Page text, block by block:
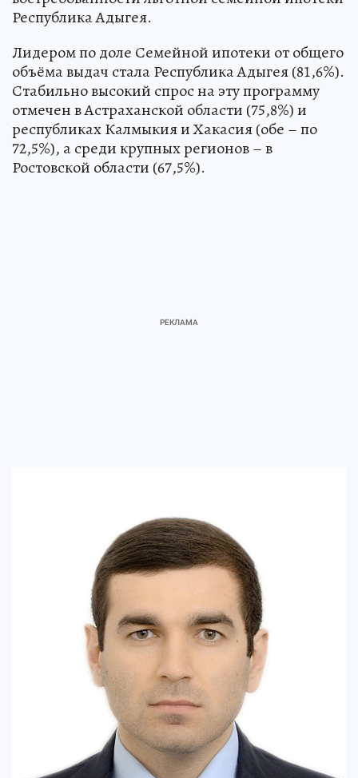
Республика Адыгея.
Лидером по доле Семейной ипотеки от общего
объёма выдач стала Республика Адыгея (81,6%).
Стабильно высокий спрос на эту программу
отмечен в Астраханской области (75,8%) и
республиках Калмыкия и Хакасия (обе – по
72,5%), а среди крупных регионов – в
Ростовской области (67,5%).